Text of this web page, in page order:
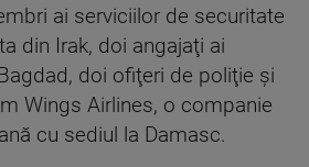
ai serviciilor de securitate
din Irak, doi angajaţi ai
doi ofiţeri de poliţie şi
Wings Airlines, o companie
cu sediul la Damasc.